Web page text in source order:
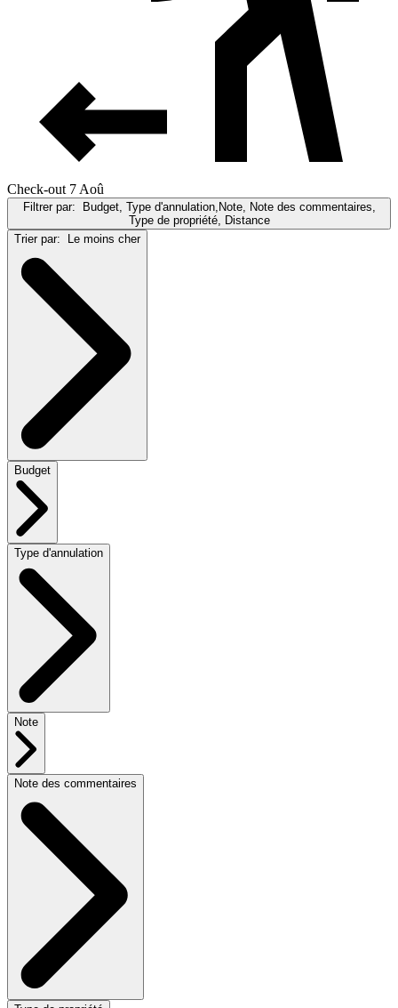
Check-out 7 Aoû
Filtrer par: Budget, Type d'annulation,Note, Note des commentaires,
Type de propriété, Distance
Trier par: Le moins cher
Budget
Type d'annulation
Note
Note des commentaires